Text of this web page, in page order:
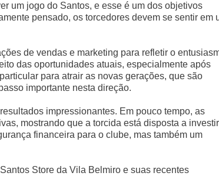
um jogo do Santos, e esse é um dos objetivos
pensado, os torcedores devem se sentir em
de vendas e marketing para refletir o
das oportunidades atuais, especialmente após
para atrair as novas gerações, que são
importante nesta direção.
impressionantes. Em pouco tempo, as
mostrando que a torcida está disposta a investir
financeira para o clube, mas também um
Store da Vila Belmiro e suas recentes